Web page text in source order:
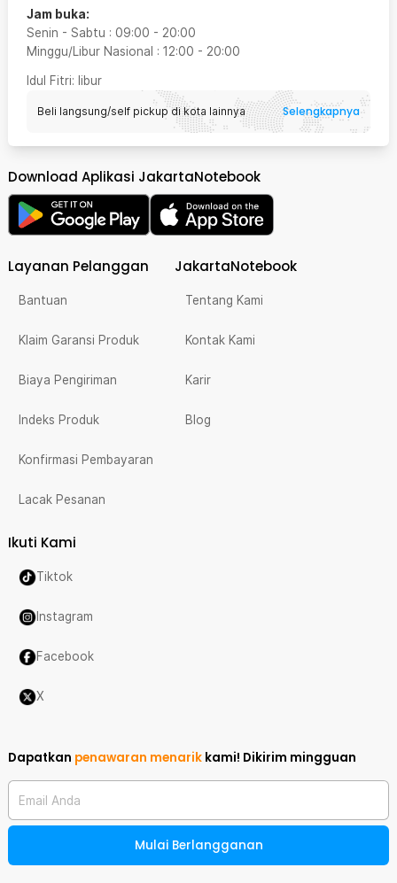
Jam buka:
Senin - Sabtu : 09:00 - 20:00
Minggu/Libur Nasional : 12:00 - 20:00
Idul Fitri: libur
Beli langsung/self pickup di kota lainnya Selengkapnya
Download Aplikasi JakartaNotebook
Layanan Pelanggan
Bantuan
Klaim Garansi Produk
Biaya Pengiriman
Indeks Produk
Konfirmasi Pembayaran
Lacak Pesanan
JakartaNotebook
Tentang Kami
Kontak Kami
Karir
Blog
Ikuti Kami
Tiktok
Instagram
Facebook
X
Dapatkan penawaran menarik kami! Dikirim mingguan
Email Anda
Mulai Berlangganan